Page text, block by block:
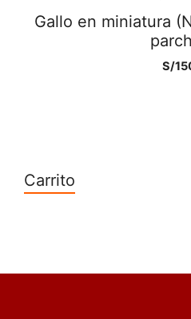
Gallo en miniatura
S/
Carrito